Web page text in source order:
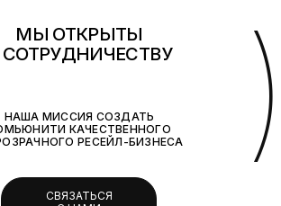
МЫ ОТКРЫТЫ
СОТРУДНИЧЕСТВУ
НАША МИССИЯ СОЗДАТЬ
КАЧЕСТВЕННОГО
РЕСЕЙЛ-БИЗНЕСА
СВЯЗАТЬСЯ